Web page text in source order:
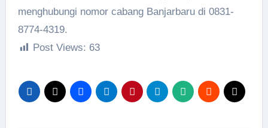
menghubungi nomor cabang Banjarbaru di 0831-
8774-4319.
Post Views: 63